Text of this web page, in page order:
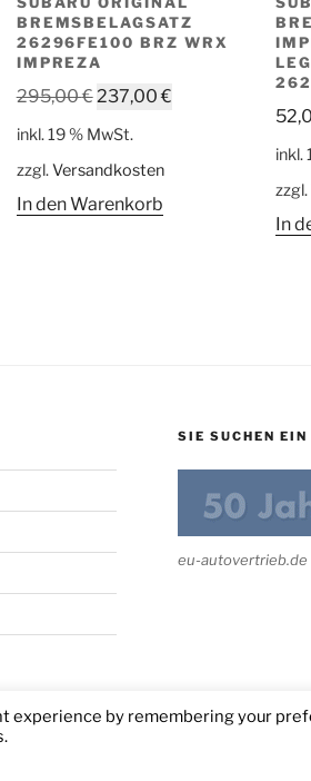
BREMSBELAGSATZ
26296FE100 BRZ WRX
IMPREZA
295,00€ Ursprünglicher
295,00 €
237,00€Aktueller
inkl. 19 % MwSt.
zzgl.Versandkosten
In den Warenkorb
inkl.
zzgl.
In
SIE SUCHEN
eu-autovertrieb.de
experience by remembering your